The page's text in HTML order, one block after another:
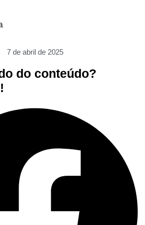
7 de abril de 2025
do conteúdo?